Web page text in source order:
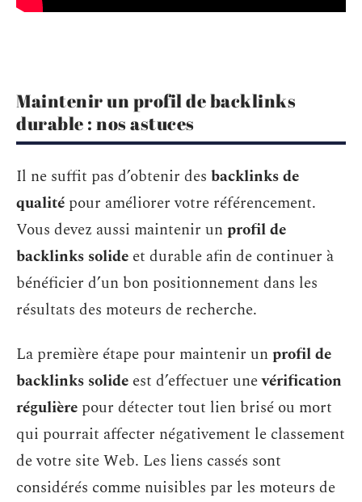
Maintenir un profil de backlinks
durable : nos astuces
Il ne suffit pas d’obtenir des backlinks de
qualité pour améliorer votre référencement.
Vous devez aussi maintenir unprofil de
backlinks solide et durable afin de continuer à
bénéficier d’un bon positionnement dans les
résultats des moteurs de recherche.
La première étape pour maintenir unprofil de
backlinks solide est d’effectuer unevérification
régulière pour détecter tout lien brisé ou mort
qui pourrait affecter négativement le classement
de votre site Web. Les liens cassés sont
considérés comme nuisibles par les moteurs de